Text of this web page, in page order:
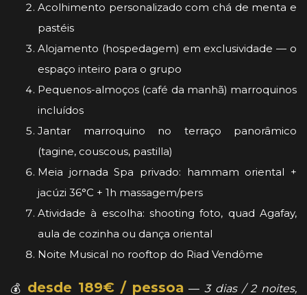
Acolhimento personalizado com chá de menta e
pastéis
Alojamento (hospedagem) em exclusividade — o
espaço inteiro para o grupo
Pequenos-almoços (café da manhã) marroquinos
incluídos
Jantar marroquino no terraço panorâmico
(tagine, couscous, pastilla)
Meia jornada Spa privado: hammam oriental +
jacúzi 36°C + 1h massagem/pers
Atividade à escolha: shooting foto, quad Agafay,
aula de cozinha ou dança oriental
Noite Musical no rooftop do Riad Vendôme
💰 desde 189€ / pessoa —3 dias / 2 noites,